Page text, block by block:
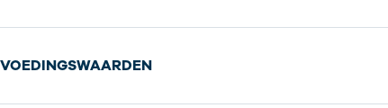
VOEDINGSWAARDEN